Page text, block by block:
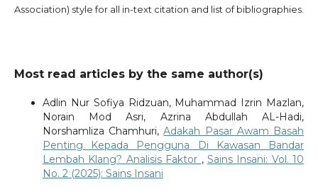
Association) style for all in-text citation and list of bibliographies.
Most read articles by the same author(s)
Adlin Nur Sofiya Ridzuan, Muhammad Izrin Mazlan,
Norain Mod Asri, Azrina Abdullah AL-Hadi,
Norshamliza Chamhuri,Adakah Pasar Awam Basah
Penting Kepada Pengguna Di Kawasan Bandar
Lembah Klang? Analisis Faktor , Sains Insani: Vol. 10
No. 2 (2025): Sains Insani